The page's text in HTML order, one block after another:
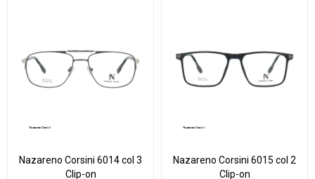
Nazareno Corsini 6014 col 3
Clip-on
Nazareno Corsini 6015 col 2
Clip-on